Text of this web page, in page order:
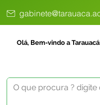
Olá, Bem-vindo a